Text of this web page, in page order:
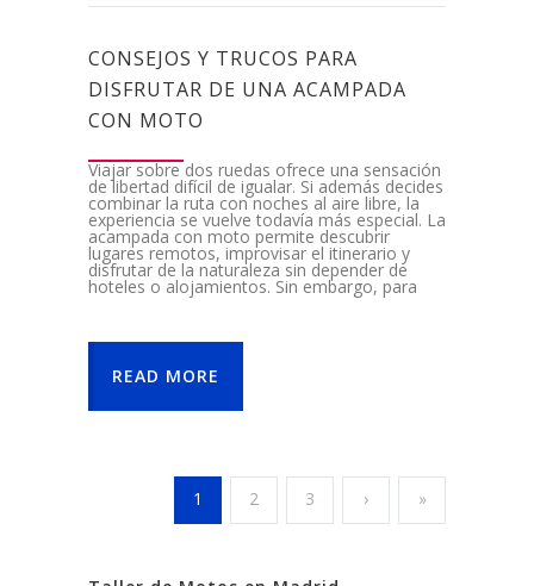
CONSEJOS Y TRUCOS PARA
DISFRUTAR DE UNA ACAMPADA
CON MOTO
Viajar sobre dos ruedas ofrece una sensación
de libertad difícil de igualar. Si además decides
combinar la ruta con noches al aire libre, la
experiencia se vuelve todavía más especial. La
acampada con moto permite descubrir
lugares remotos, improvisar el itinerario y
disfrutar de la naturaleza sin depender de
hoteles o alojamientos. Sin embargo, para
READ MORE
1 2 3 › »